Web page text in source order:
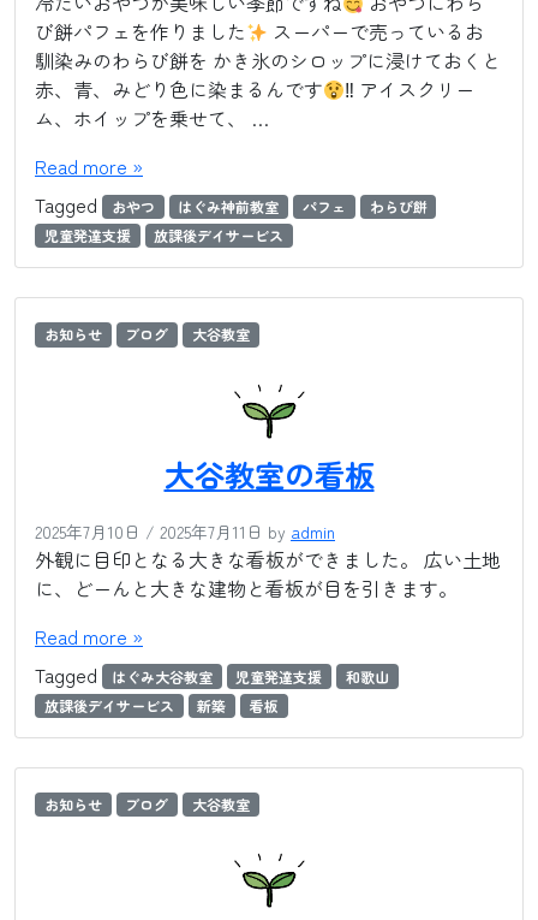
び餅パフェを作りました
スーパーで売っているお
馴染みのわらび餅を かき氷のシロップに浸けておくと
赤、青、みどり色に染まるんです
‼ アイスクリー
ム、ホイップを乗せて、 …
Read more »
Tagged
おやつ はぐみ神前教室 パフェ
わらび餅
児童発達支援
放課後デイサービス
お知らせ ブログ 大谷教室
大谷教室の看板
2025年7月10日 / 2025年7月11日 by admin
外観に目印となる大きな看板ができました。 広い土地
に、どーんと大きな建物と看板が目を引きます。
Read more »
Tagged
はぐみ大谷教室 児童発達支援
和歌山
放課後デイサービス
新築 看板
お知らせ ブログ 大谷教室